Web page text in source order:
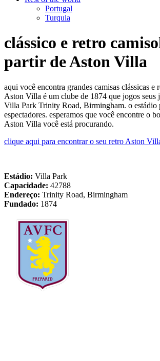
Portugal
Turquia
clássico e retro
partir de Aston Villa
aqui você encontra grandes camisas clássicas
Aston Villa é um clube de 1874 que jogos seus
Villa Park Trinity Road, Birmingham. o estádio
espectadores. esperamos que você encontre o
Aston Villa você está procurando.
clique aqui para encontrar o seu retro Aston
Estádio: Villa Park
Capacidade: 42788
Endereço: Trinity Road, Birmingham
Fundado: 1874